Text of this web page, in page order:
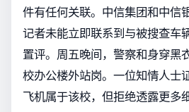
件有任何关联。中信集团和中信
记者未能立即联系到与被搜查车
置评。周五晚间，警察和身穿黑
校办公楼外站岗。一位知情人士
飞机属于该校，但拒绝透露更多